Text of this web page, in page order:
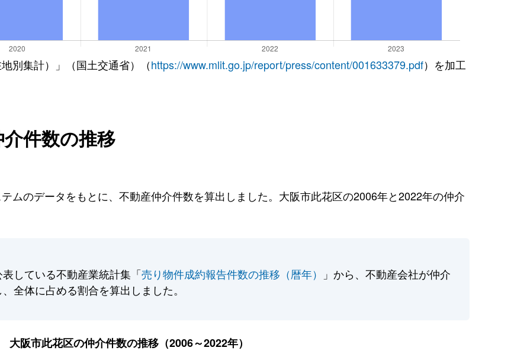
別集計）」（国土交通省）（https://www.mlit.go.jp/report/press/content/001633379.pdf）を加工
件数の推移
ムのデータをもとに、不動産仲介件数を算出しました。大阪市此花区の2006年と2022年の仲介
している不動産業統計集「売り物件成約報告件数の推移（暦年）
」から、不動産会社が仲介
全体に占める割合を算出しました。
大阪市此花区の仲介件数の推移（2006～2022年）